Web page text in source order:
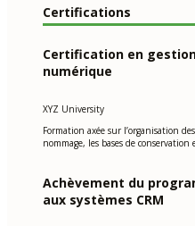
Certifications
Certification en
numérique
XYZ University
Formation axée sur l’organisation
nommage, les bases de
Achèvement du
aux systèmes CRM